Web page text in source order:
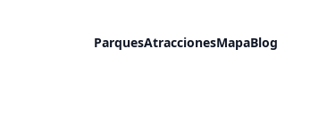
ParquesAtraccionesMapaBlog